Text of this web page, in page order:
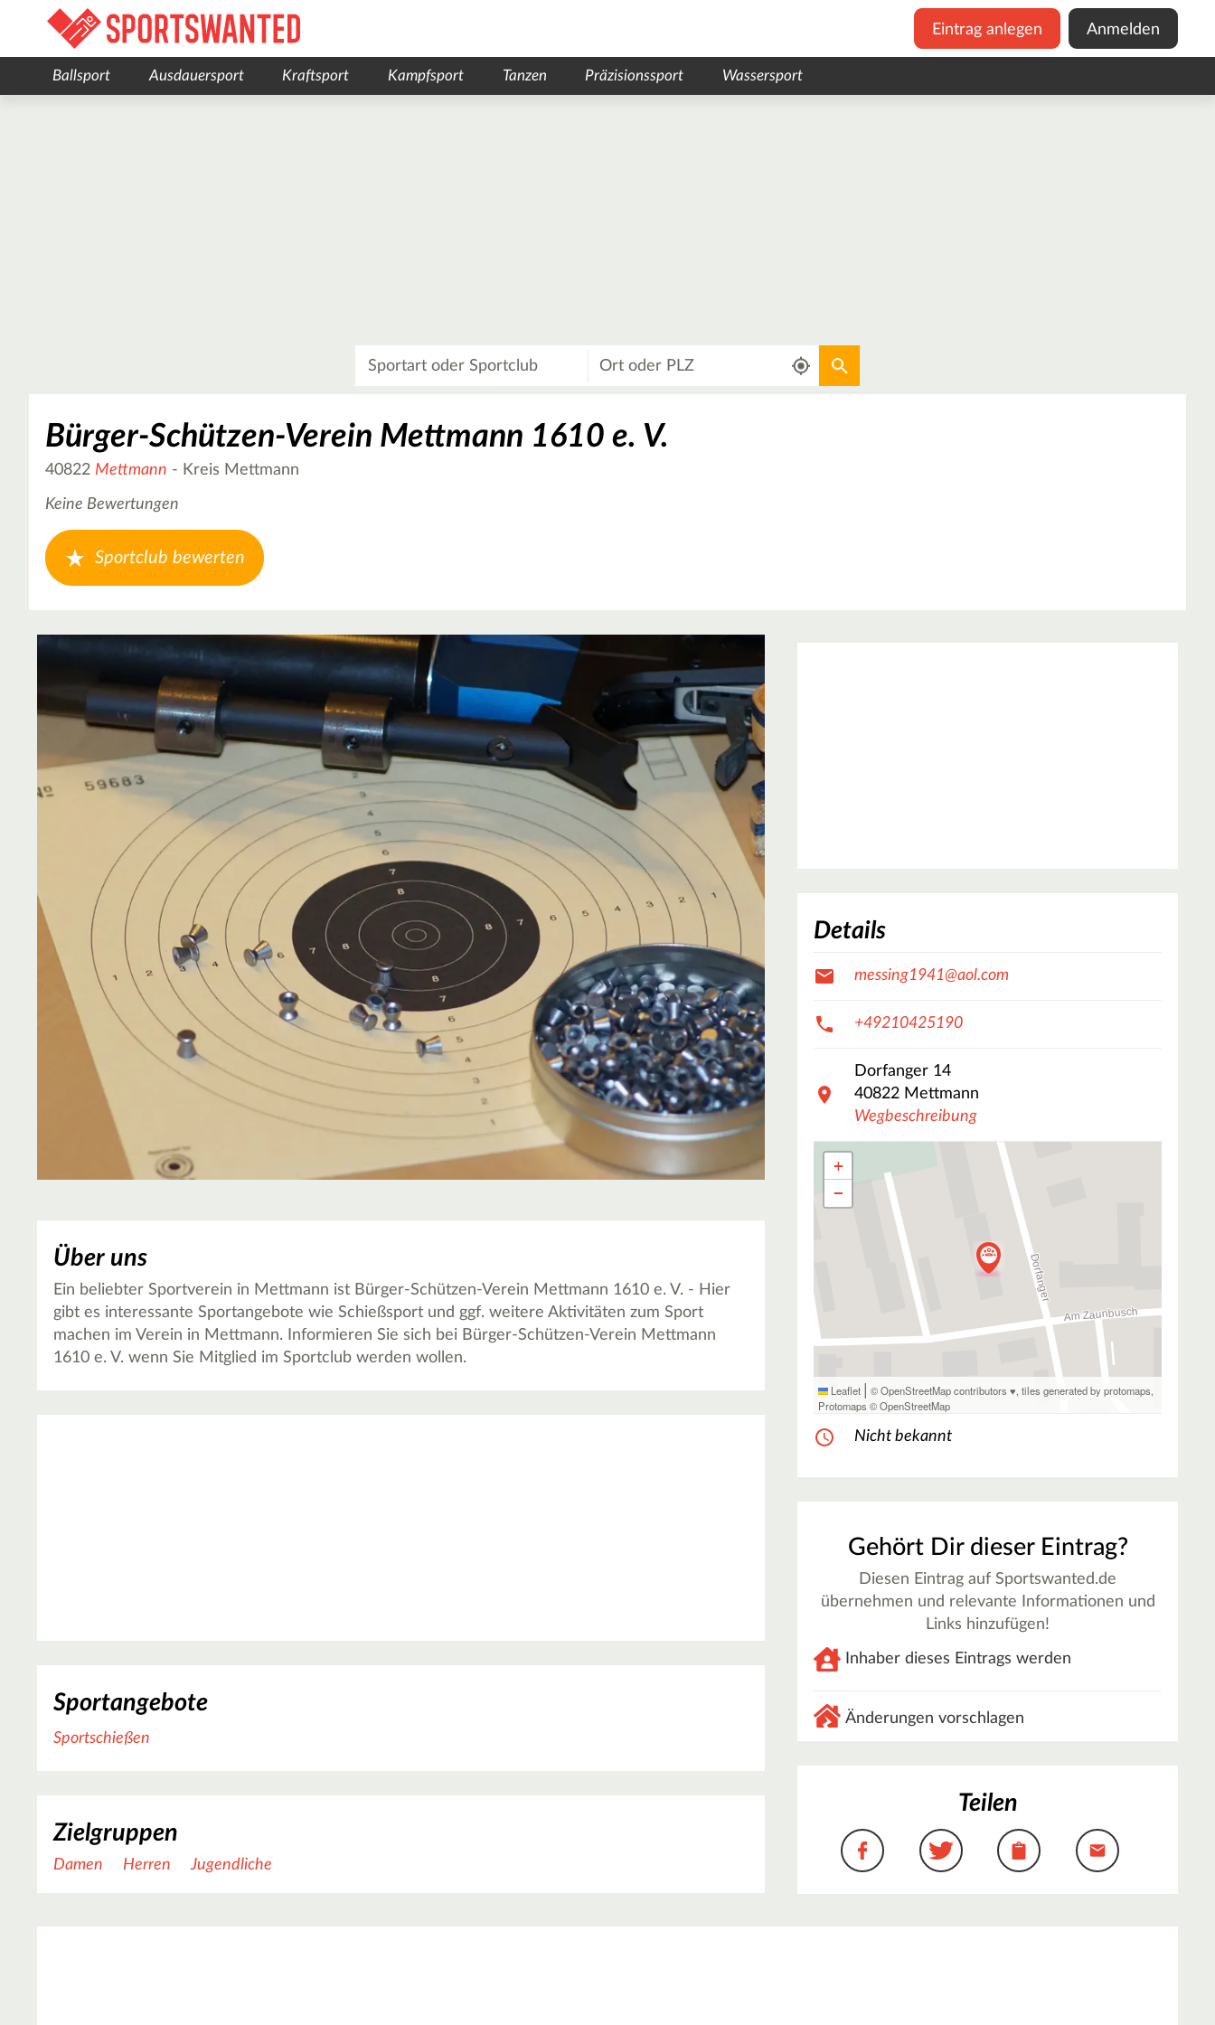
Eintrag anlegen Anmelden
Ballsport Ausdauersport Kraftsport Kampfsport Tanzen Präzisionssport Wassersport
Aktuellen Standort verwenden
Bürger-Schützen-Verein Mettmann 1610 e. V.
40822 Mettmann - Kreis Mettmann
Keine Bewertungen
Sportclub bewerten
Über uns
Ein beliebter Sportverein in Mettmann ist Bürger-Schützen-Verein Mettmann 1610 e. V. - Hier
gibt es interessante Sportangebote wie Schießsport und ggf. weitere Aktivitäten zum Sport
machen im Verein in Mettmann. Informieren Sie sich bei Bürger-Schützen-Verein Mettmann
1610 e. V. wenn Sie Mitglied im Sportclub werden wollen.
Sportangebote
Sportschießen
Zielgruppen
Damen Herren Jugendliche
Details
messing1941@aol.com
+49210425190
Dorfanger 14
40822 Mettmann
Wegbeschreibung
+
−
Leaflet | © OpenStreetMap contributors ♥,tiles generated by protomaps,
Protomaps ©OpenStreetMap
Nicht bekannt
Gehört Dir dieser Eintrag?
Diesen Eintrag auf Sportswanted.de
übernehmen und relevante Informationen und
Links hinzufügen!
Inhaber dieses Eintrags werden
Änderungen vorschlagen
Teilen